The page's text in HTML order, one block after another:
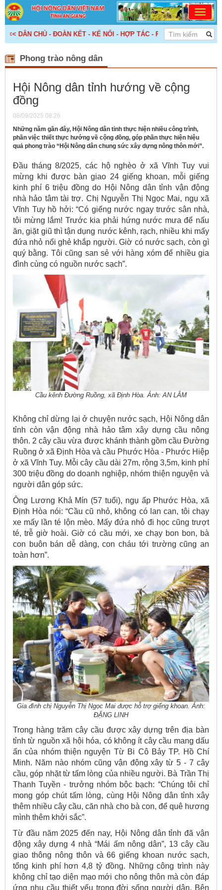
DÂN CHỦ - ĐOÀN KẾT - KẾ NỐI - HỢP TÁC - PHÁT TRIỂN! >>>
Phong trào nông dân
Hội Nông dân tỉnh hướng về cộng
đồng
08/09/2025 08:26
Những năm gần đây, Hội Nông dân tỉnh thực hiện nhiều công trình,
phần việc thiết thực hướng về cộng đồng, góp phần thực hiện hiệu
quả phong trào “Hội Nông dân chung sức xây dựng nông thôn mới”.
Đầu tháng 8/2025, các hộ nghèo ở xã Vĩnh Tuy vui
mừng khi được bàn giao 24 giếng khoan, mỗi giếng
kinh phí 6 triệu đồng do Hội Nông dân tỉnh vận động
nhà hảo tâm tài trợ. Chị Nguyễn Thị Ngọc Mai, ngụ xã
Vĩnh Tuy hồ hởi: “Có giếng nước ngay trước sân nhà,
tôi mừng lắm! Trước kia phải hứng nước mưa để nấu
ăn, giặt giũ thì tận dụng nước kênh, rạch, nhiều khi mấy
đứa nhỏ nổi ghẻ khắp người. Giờ có nước sạch, còn gì
quý bằng. Tôi cũng san sẻ với hàng xóm để nhiều gia
đình cùng có nguồn nước sạch”.
Cầu kênh Đường Ruồng, xã Định Hòa. Ảnh: AN LÂM
Không chỉ dừng lại ở chuyện nước sạch, Hội Nông dân
tỉnh còn vận động nhà hảo tâm xây dựng cầu nông
thôn. 2 cây cầu vừa được khánh thành gồm cầu Đường
Ruồng ở xã Định Hòa và cầu Phước Hòa - Phước Hiệp
ở xã Vĩnh Tuy. Mỗi cây cầu dài 27m, rộng 3,5m, kinh phí
300 triệu đồng do doanh nghiệp, nhóm thiện nguyện và
người dân góp sức.
Ông Lương Khả Mín (57 tuổi), ngụ ấp Phước Hòa, xã
Định Hòa nói: “Cầu cũ nhỏ, không có lan can, tôi chạy
xe mấy lần té lộn mèo. Mấy đứa nhỏ đi học cũng trượt
té, trễ giờ hoài. Giờ có cầu mới, xe chạy bon bon, bà
con buôn bán dễ dàng, con cháu tới trường cũng an
toàn hơn”.
Gia đình chị Nguyễn Thị Ngọc Mai được hỗ trợ giếng khoan. Ảnh:
ĐẶNG LINH
Trong hàng trăm cây cầu được xây dựng trên địa bàn
tỉnh từ nguồn xã hội hóa, có không ít cây cầu mang dấu
ấn của nhóm thiện nguyện Từ Bi Cô Bảy TP. Hồ Chí
Minh. Năm nào nhóm cũng vận động xây từ 5 - 7 cây
cầu, góp nhặt từ tấm lòng của nhiều người. Bà Trần Thị
Thanh Tuyền - trưởng nhóm bộc bạch: “Chúng tôi chỉ
mong góp chút tấm lòng, cùng Hội Nông dân tỉnh xây
thêm nhiều cây cầu, căn nhà cho bà con, để quê hương
mình thêm khởi sắc”.
Từ đầu năm 2025 đến nay, Hội Nông dân tỉnh đã vận
động xây dựng 4 nhà “Mái ấm nông dân”, 13 cây cầu
giao thông nông thôn và 66 giếng khoan nước sạch,
tổng kinh phí hơn 4,8 tỷ đồng. Những công trình này
không chỉ tạo diện mạo mới cho nông thôn mà còn đáp
ứng nhu cầu thiết yếu trong đời sống người dân. Bên